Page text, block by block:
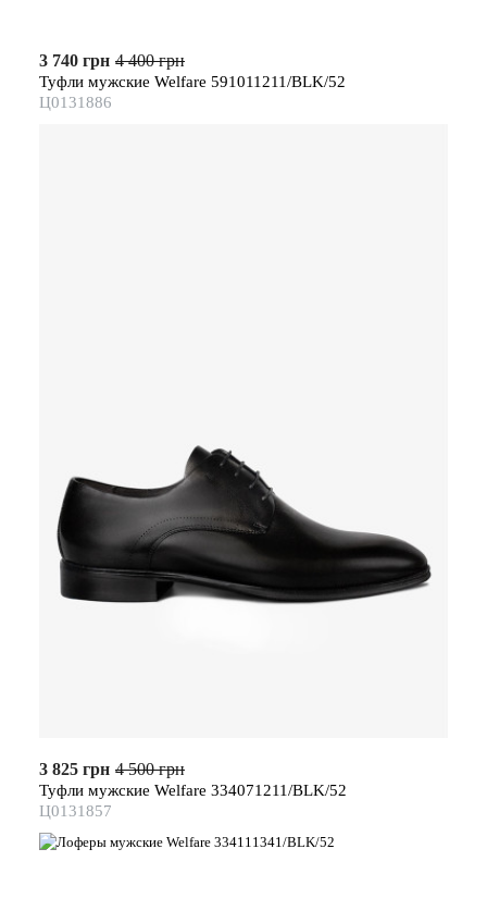
3 740 грн 4 400 грн
Туфли мужские Welfare 591011211/BLK/52
Ц0131886
3 825 грн 4 500 грн
Туфли мужские Welfare 334071211/BLK/52
Ц0131857